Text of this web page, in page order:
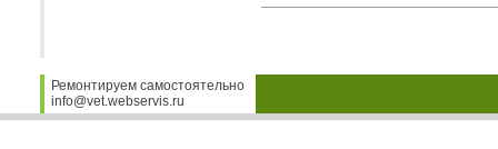
Ремонтируем самостоятельно
info@vet.webservis.ru